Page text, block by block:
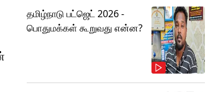
தமிழ்நாடு பட்ஜெட் 2026 -
பொதுமக்கள் கூறுவது என்ன?